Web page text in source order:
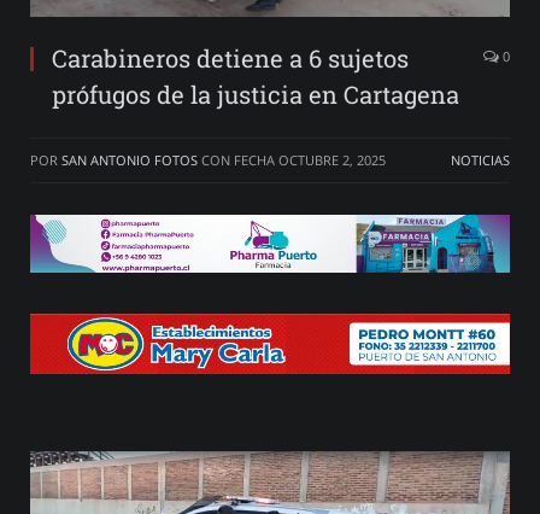
Carabineros detiene a 6 sujetos
prófugos de la justicia en Cartagena
0
POR SAN ANTONIO FOTOS CON FECHA OCTUBRE 2, 2025 NOTICIAS